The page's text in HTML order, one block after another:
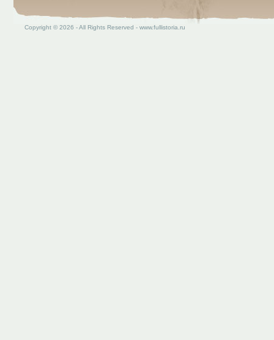
Copyright © 2026 - All Rights Reserved - www.fullistoria.ru